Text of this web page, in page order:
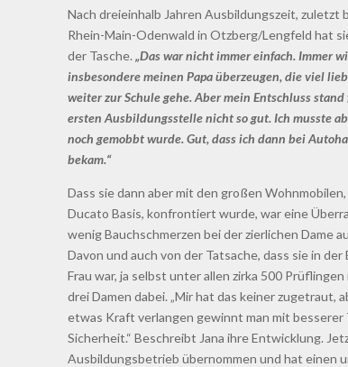
Nach dreieinhalb Jahren Ausbildungszeit, zuletzt
Rhein-Main-Odenwald in Otzberg/Lengfeld hat
der Tasche. „Das war nicht immer einfach. Immer
insbesondere meinen Papa überzeugen, die viel
weiter zur Schule gehe. Aber mein Entschluss
ersten Ausbildungsstelle nicht so gut. Ich musste
noch gemobbt wurde. Gut, dass ich dann bei
bekam.“
Dass sie dann aber mit den großen
Ducato Basis, konfrontiert wurde, war eine
wenig Bauchschmerzen bei der zierlichen Dame
Davon und auch von der Tatsache, dass sie in
Frau war, ja selbst unter allen zirka 500
drei Damen dabei. „Mir hat das keiner zugetraut,
etwas Kraft verlangen gewinnt man mit besserer
Sicherheit.“ Beschreibt Jana ihre Entwicklung.
Ausbildungsbetrieb übernommen und hat einen